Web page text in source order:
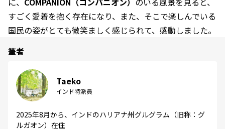
すごく愛着を抱く存在になり、また、そこで楽しんでいる
国民の姿がとても微笑ましく感じられて、感動しました。
筆者
Taeko
インド特派員
2025年8月から、インドのハリアナ州グルグラム（旧称：グ
ルガオン）在住